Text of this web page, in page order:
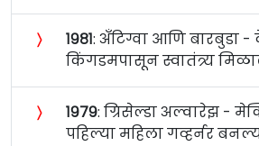
〉 १९८१: अँटिग्वा आणि बारबुडा
किंगडमपासून स्वातंत्र्य
〉 १९७९: ग्रिसेल्डा अल्वारेझ -
पहिल्या महिला गव्हर्नर